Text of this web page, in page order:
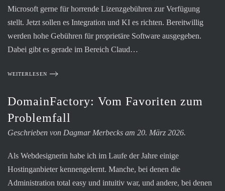
Microsoft gerne für horrende Lizenzgebühren zur Verfügung
stellt. Jetzt sollen es Integration und KI es richten. Bereitwillig
werden hohe Gebühren für proprietäre Software ausgegeben.
Dabei gibt es gerade im Bereich Claud…
WEITERLESEN
DomainFactory: Vom Favoriten zum
Problemfall
Geschrieben von Dagmar Merbecks am 20. März 2026.
Als Webdesignerin habe ich im Laufe der Jahre einige
Hostinganbieter kennengelernt. Manche, bei denen die
Administration total easy und intuitiv war, und andere, bei denen